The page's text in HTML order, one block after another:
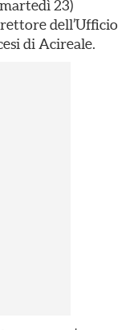
23)
dell’Ufficio
di Acireale.